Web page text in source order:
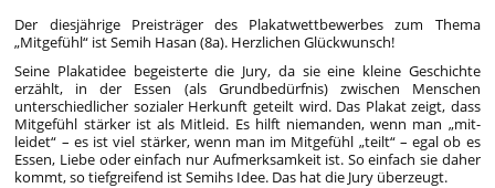
Der diesjährige Preisträger des Plakatwettbewerbes zum Thema
„Mitgefühl“ ist Semih Hasan (8a). Herzlichen Glückwunsch!
Seine Plakatidee begeisterte die Jury, da sie eine kleine Geschichte
erzählt, in der Essen (als Grundbedürfnis) zwischen Menschen
unterschiedlicher sozialer Herkunft geteilt wird. Das Plakat zeigt, dass
Mitgefühl stärker ist als Mitleid. Es hilft niemanden, wenn man „mit-
leidet“ – es ist viel stärker, wenn man im Mitgefühl „teilt“ – egal ob es
Essen, Liebe oder einfach nur Aufmerksamkeit ist. So einfach sie daher
kommt, so tiefgreifend ist Semihs Idee. Das hat die Jury überzeugt.